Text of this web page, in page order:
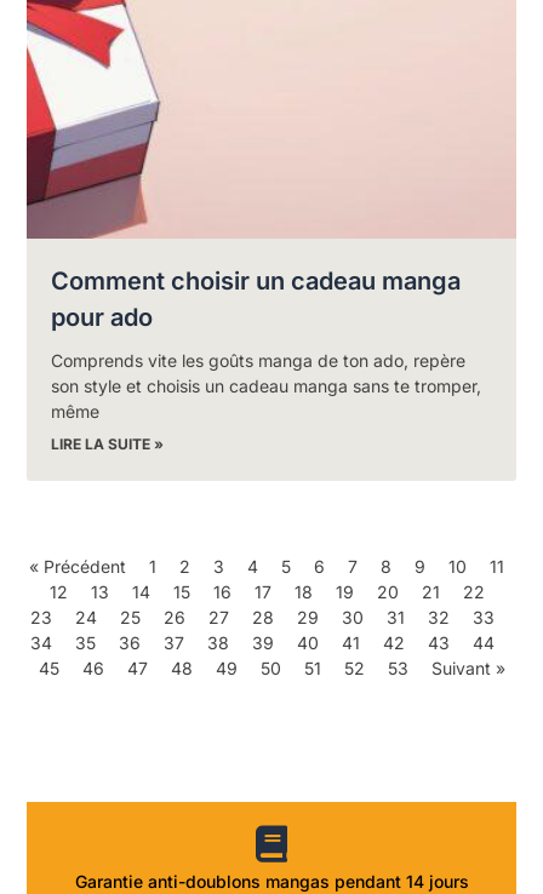
Comment choisir un cadeau manga
pour ado
Comprends vite les goûts manga de ton ado, repère
son style et choisis un cadeau manga sans te tromper,
même
LIRE LA SUITE »
« Précédent 1 2 3 4 5 6 7 8 9 10
11
12
13 14 15 16 17 18 19 20 21
22
23
24 25 26 27 28 29 30 31 32
33
34
35 36 37 38 39 40 41 42 43
44
45
46 47 48 49 50 51 52 53 Suivant »
Garantie anti-doublons mangas pendant 14 jours